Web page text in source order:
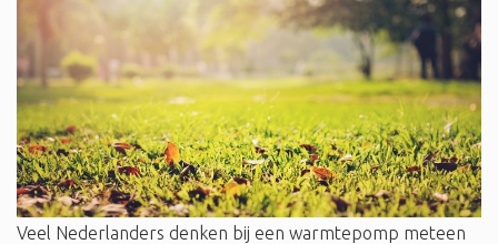
Veel Nederlanders denken bij een warmtepomp meteen